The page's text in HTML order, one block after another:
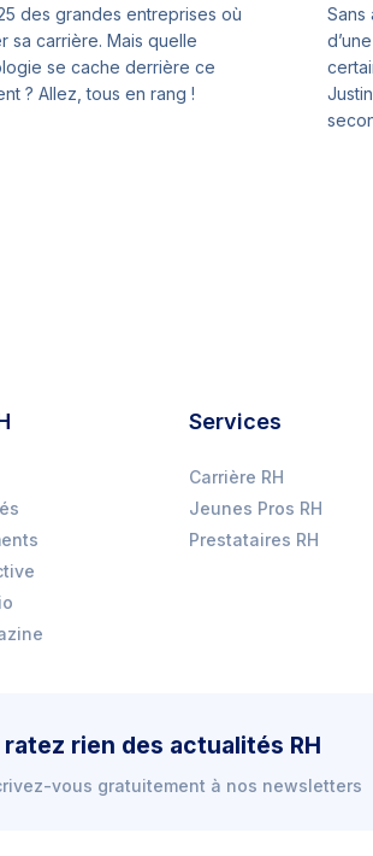
des grandes entreprises où
sa carrière. Mais quelle
se cache derrière ce
? Allez, tous en rang !
Sans
Services
Carrière RH
Jeunes Pros RH
Prestataires RH
ratez rien des actualités RH
vous gratuitement à nos newsletters